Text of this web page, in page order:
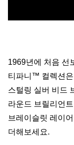
1969년에 처음 선
티파니™ 컬렉션
스털링 실버 비드
라운드 브릴리언
브레이슬릿 레이
더해보세요.